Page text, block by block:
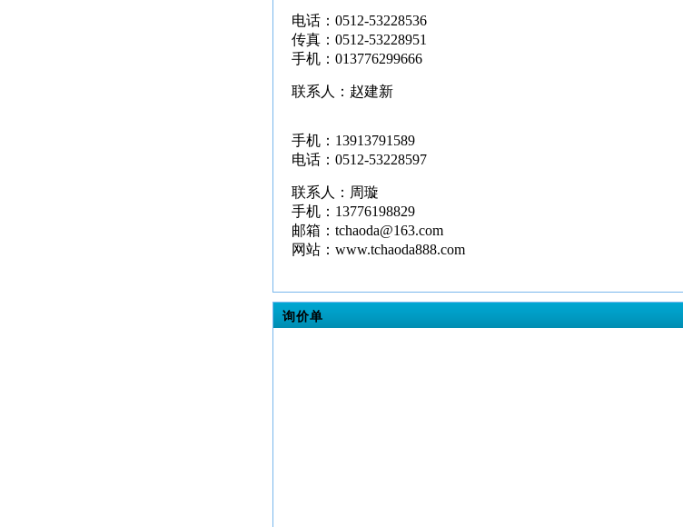
电话：0512-53228536
传真：0512-53228951
手机：013776299666
联系人：赵建新
手机：13913791589
电话：0512-53228597
联系人：周璇
手机：13776198829
邮箱：tchaoda@163.com
网站：www.tchaoda888.com
询价单